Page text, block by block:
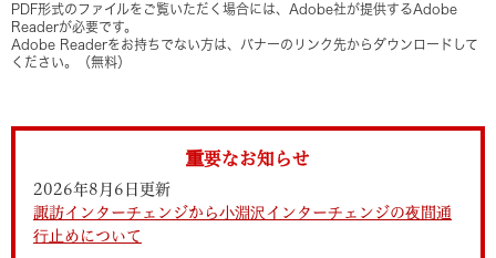
PDF形式のファイルをご覧いただく場合には、Adobe社が提供するAdobe
Readerが必要です。
Adobe Readerをお持ちでない方は、バナーのリンク先からダウンロードして
ください。（無料）
重要なお知らせ
2026年8月6日更新
諏訪インターチェンジから小淵沢インターチェンジの夜間通
行止めについて